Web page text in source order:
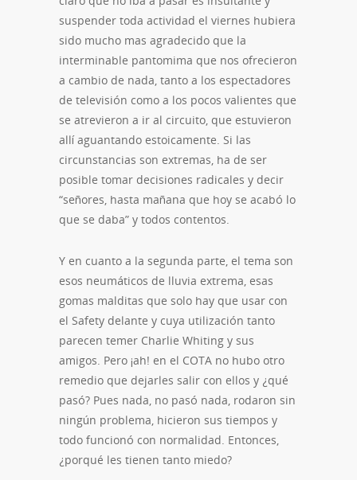
suspender toda actividad el viernes hubiera
sido mucho mas agradecido que la
interminable pantomima que nos ofrecieron
a cambio de nada, tanto a los espectadores
de televisión como a los pocos valientes que
se atrevieron a ir al circuito, que estuvieron
allí aguantando estoicamente. Si las
circunstancias son extremas, ha de ser
posible tomar decisiones radicales y decir
“señores, hasta mañana que hoy se acabó lo
que se daba” y todos contentos.
Y en cuanto a la segunda parte, el tema son
esos neumáticos de lluvia extrema, esas
gomas malditas que solo hay que usar con
el Safety delante y cuya utilización tanto
parecen temer Charlie Whiting y sus
amigos. Pero ¡ah! en el COTA no hubo otro
remedio que dejarles salir con ellos y ¿qué
pasó? Pues nada, no pasó nada, rodaron sin
ningún problema, hicieron sus tiempos y
todo funcionó con normalidad. Entonces,
¿porqué les tienen tanto miedo?